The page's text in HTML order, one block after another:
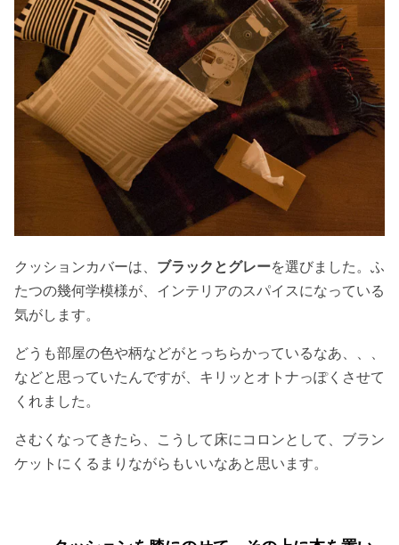
クッションカバーは、 ブラックとグレーを選びました。ふ
たつの幾何学模様が、インテリアのスパイスになっている
気がします。
どうも部屋の色や柄などがとっちらかっているなあ、、、
などと思っていたんですが、キリッとオトナっぽくさせて
くれました。
さむくなってきたら、こうして床にコロンとして、ブラン
ケットにくるまりながらもいいなあと思います。